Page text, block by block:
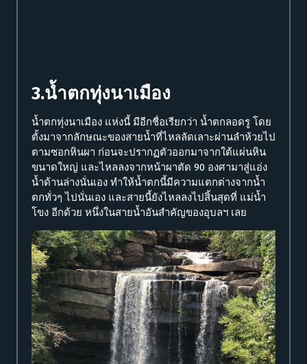
3.น้ำตกทุ่งนาเมือง
น้ำตกทุ่งนาเมือง แห่งนี้ มีอีกชื่อเรียกว่า น้ำตกลอดรู โดย
ตั้งมาจากลักษณะของสายน้ำที่ไหลลัดเลาะผ่านลำห้วยไป
ตามซอกหินผา ก่อนจะปรากฏตัวออกมาจากใต้แผ่นหิน
ขนาดใหญ่ และไหลลงจากหน้าผาตัด 90 องศามาสู่แอ่ง
น้ำด้านล่างนั่นเอง ทำให้น้ำตกนี้มีความแตกต่างจากน้ำ
ตกทั่วๆ ไปนั่นเอง และสายนี้ยังไหลลงไปสิ้นสุดที่ แม่น้ำ
โขง อีกด้วย หนึ่งในสายน้ำอันสำคัญของอุบลฯ เลย